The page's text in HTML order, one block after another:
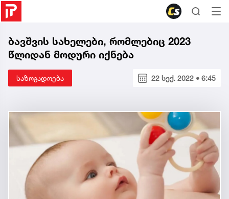
ბავშვის სახელები, რომლებიც 2023
წლიდან მოდური იქნება
საზოგადოება 22 სექ. 2022 • 6:45